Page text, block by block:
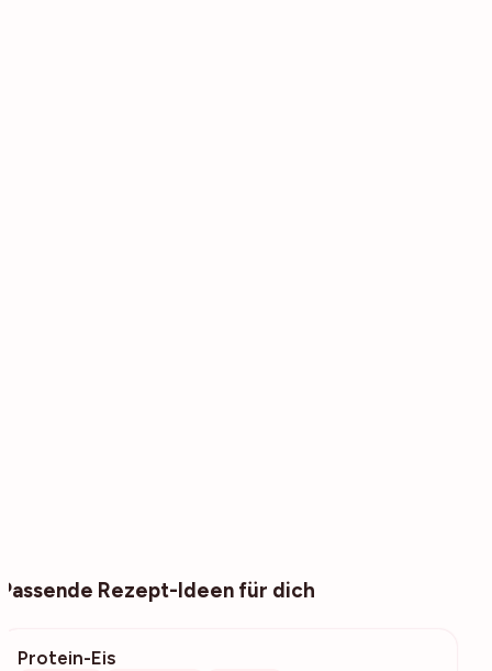
Passende Rezept-Ideen für dich
Protein-Eis